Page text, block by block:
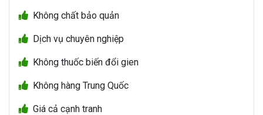
Không chất bảo quản
Dịch vụ chuyên nghiệp
Không thuốc biến đổi gien
Không hàng Trung Quốc
Giá cả cạnh tranh